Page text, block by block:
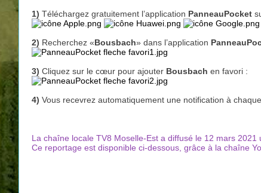
1) Téléchargez gratuitement l’application PanneauPocket
2) Recherchez «Bousbach» dans l’application
3) Cliquez sur le cœur pour ajouter Bousbach en favori :
4) Vous recevrez automatiquement une notification à
La chaîne locale TV8 Moselle-Est a diffusé le 12 mars
Ce reportage est disponible ci-dessous, grâce à la chaîne